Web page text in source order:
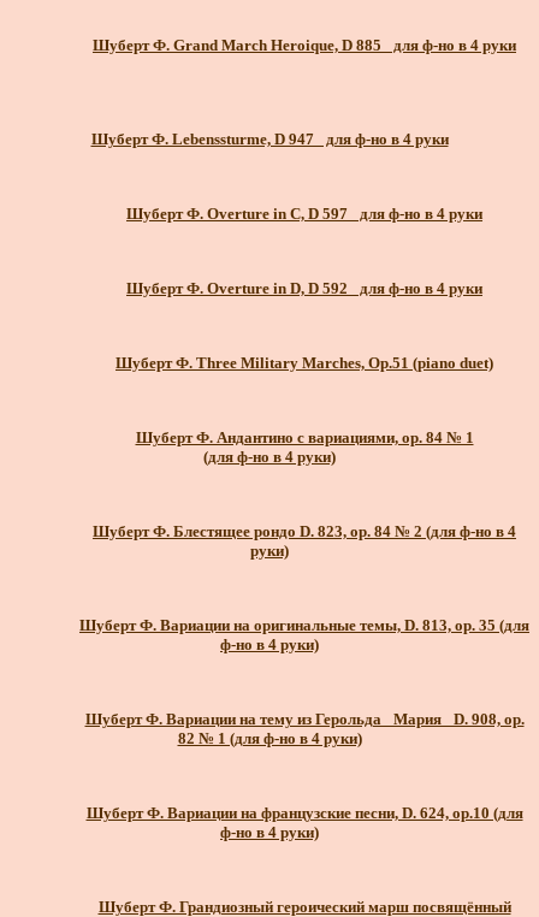
Шуберт Ф. Grand March Heroique, D 885_ для ф-но в 4 руки
Шуберт Ф. Lebenssturme, D 947_ для ф-но в 4 руки
Шуберт Ф. Overture in C, D 597_ для ф-но в 4 руки
Шуберт Ф. Overture in D, D 592_ для ф-но в 4 руки
Шуберт Ф. Three Military Marches, Op.51 (piano duet)
Шуберт Ф. Андантино с вариациями, ор. 84 № 1
(для ф-но в 4 руки)
Шуберт Ф. Блестящее рондо D. 823, ор. 84 № 2 (для ф-но в 4
руки)
Шуберт Ф. Вариации на оригинальные темы, D. 813, ор. 35 (для
ф-но в 4 руки)
Шуберт Ф. Вариации на тему из Герольда _Мария_ D. 908, ор.
82 № 1 (для ф-но в 4 руки)
Шуберт Ф. Вариации на французские песни, D. 624, ор.10 (для
ф-но в 4 руки)
Шуберт Ф. Грандиозный героический марш посвящённый